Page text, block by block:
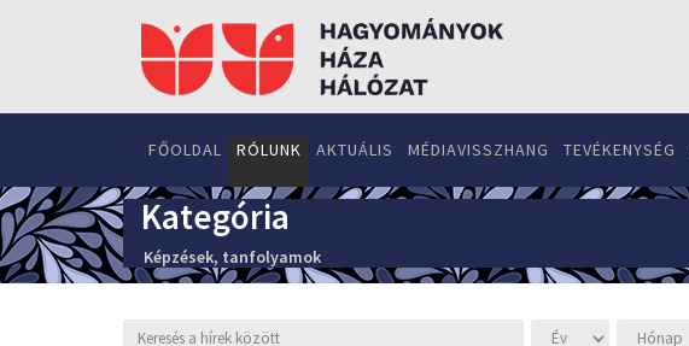
FŐOLDAL RÓLUNK AKTUÁLIS MÉDIAVISSZHANG TEVÉKENYSÉG
Kategória
Képzések, tanfolyamok